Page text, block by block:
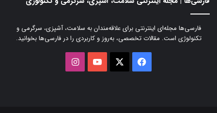
فارسی‌ها مجله‌ای اینترنتی برای علاقه‌مندان به سلامت، آشپزی، سرگرمی و
تکنولوژی است. مقالات تخصصی، به‌روز و کاربردی را در فارسی‌ها بخوانید.
فیسبوک یوتیوب